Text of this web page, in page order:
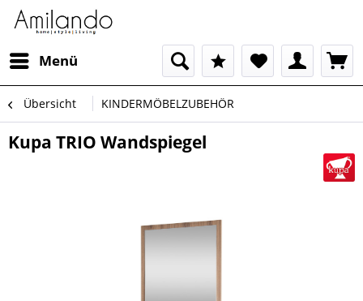
Menü
Übersicht KINDERMÖBELZUBEHÖR
Kupa TRIO Wandspiegel